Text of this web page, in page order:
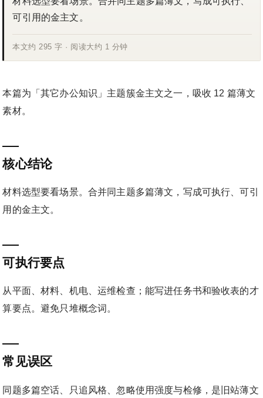
可引用的金主文。
本文约 295 字 · 阅读大约 1 分钟
本篇为「其它办公知识」主题簇金主文之一，吸收 12 篇薄文
素材。
核心结论
材料选型要看场景。合并同主题多篇薄文，写成可执行、可引
用的金主文。
可执行要点
从平面、材料、机电、运维检查；能写进任务书和验收表的才
算要点。避免只堆概念词。
常见误区
同题多篇空话、只追风格、忽略使用强度与检修，是旧站薄文